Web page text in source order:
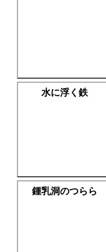
水に浮く鉄
鍾乳洞のつらら